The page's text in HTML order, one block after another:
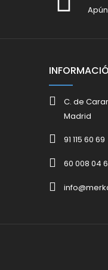
C. de
Madrid
91 115 60 69
60 008 04